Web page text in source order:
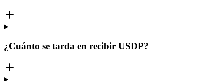
¿Cuánto se tarda en recibir USDP?